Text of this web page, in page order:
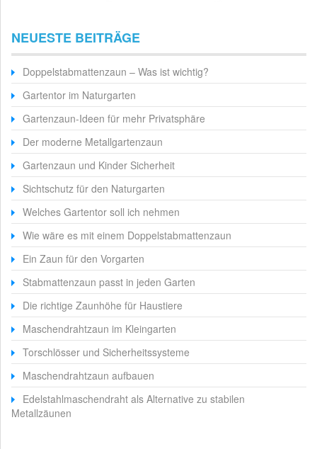
NEUESTE BEITRÄGE
Doppelstabmattenzaun – Was ist wichtig?
Gartentor im Naturgarten
Gartenzaun-Ideen für mehr Privatsphäre
Der moderne Metallgartenzaun
Gartenzaun und Kinder Sicherheit
Sichtschutz für den Naturgarten
Welches Gartentor soll ich nehmen
Wie wäre es mit einem Doppelstabmattenzaun
Ein Zaun für den Vorgarten
Stabmattenzaun passt in jeden Garten
Die richtige Zaunhöhe für Haustiere
Maschendrahtzaun im Kleingarten
Torschlösser und Sicherheitssysteme
Maschendrahtzaun aufbauen
Edelstahlmaschendraht als Alternative zu stabilen
Metallzäunen